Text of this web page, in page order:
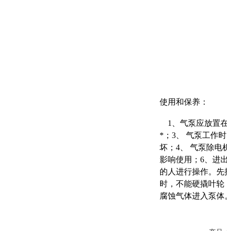
使用和保养：
1、气泵应放置
*；3、 气泵工作
坏；4、 气泵除电
影响使用；6、进
的人进行操作。
时，不能硬撬叶
腐蚀气体进入泵体